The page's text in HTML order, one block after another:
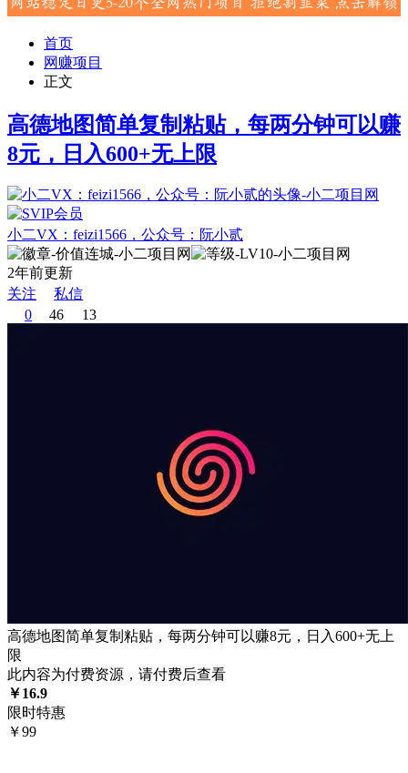
首页
网赚项目
正文
高德地图简单复制粘贴，每两分钟可以赚
8元，日入600+无上限
小二VX：feizi1566，公众号：阮小贰
2年前更新
关注
私信
0
46 13
高德地图简单复制粘贴，每两分钟可以赚8元，日入600+无上
限
此内容为付费资源，请付费后查看
￥16.9
限时特惠
￥99